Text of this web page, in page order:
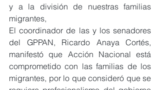
y a la división de nuestras familias
migrantes,
El coordinador de las y los senadores
del GPPAN, Ricardo Anaya Cortés,
manifestó que Acción Nacional está
comprometido con las familias de los
migrantes, por lo que consideró que se